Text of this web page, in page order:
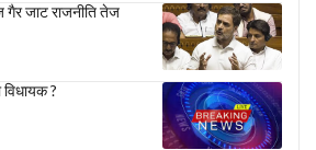
गैर जाट राजनीति तेज
?